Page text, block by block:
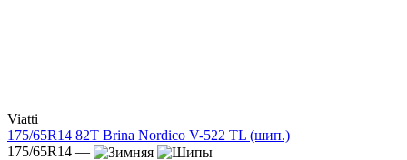
Viatti
175/65R14 82T Brina Nordico V-522 TL (шип.)
175/65R14 —